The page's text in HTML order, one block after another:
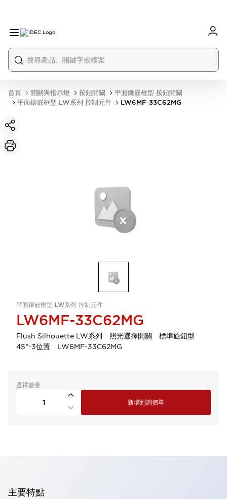
首頁 開關與指示燈 按鈕開關
平面鑲嵌框型 按鈕開關
平面鑲嵌框型 LW系列 控制元件
LW6MF-33C62MG
平面鑲嵌框型 LW系列 控制元件
LW6MF-33C62MG
Flush Silhouette LW系列 照光選擇開關 標準旋鈕型
45°-3位置 LW6MF-33C62MG
選擇數量
新增到詢價單
主要特點